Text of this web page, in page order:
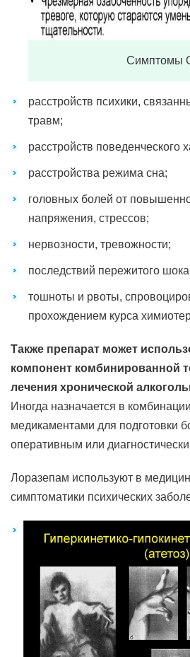
Симптомы
расстройств психики,
травм;
расстройств поведенческого
расстройства режима сна;
головных болей от
напряжения, стрессов;
нервозности, тревожности;
последствий пережитого
тошноты и рвоты,
прохождением курса
Также препарат может
компонент комбинированной
лечения хронической
Иногда назначается в
медикаментами для подготовки
оперативным или
Лоразепам используют в
симптоматики психических